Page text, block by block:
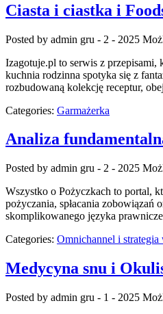
Ciasta i ciastka i
Posted by admin gru - 2 - 2025
Izagotuje.pl to serwis z
kuchnia rodzinna spotyka się z
rozbudowaną kolekcję receptur,
Categories: Garmażerka
Analiza
Posted by admin gru - 2 - 2025
Wszystko o Pożyczkach to portal,
pożyczania, spłacania
skomplikowanego języka
Categories: Omnichannel i strategia
Medycyna snu i
Posted by admin gru - 1 - 2025